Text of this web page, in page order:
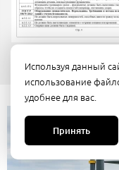
Используя данный
использование
удобнее для вас.
Принять